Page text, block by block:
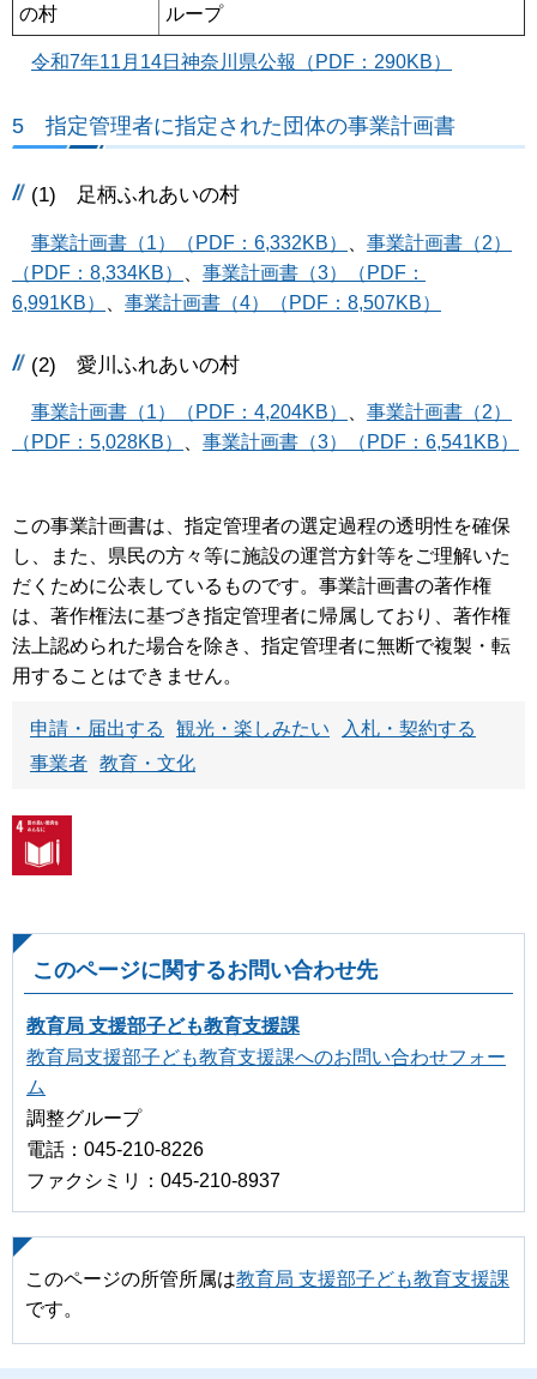
の村
ループ
令和7年11月14日神奈川県公報（PDF：290KB）
5 指定管理者に指定された団体の事業計画書
(1) 足柄ふれあいの村
事業計画書（1）（PDF：6,332KB）
事業計画書（2）
（PDF：8,334KB）
事業計画書（3）（PDF：
6,991KB）
事業計画書（4）（PDF：8,507KB）
(2) 愛川ふれあいの村
事業計画書（1）（PDF：4,204KB）
事業計画書（2）
（PDF：5,028KB）
事業計画書（3）（PDF：6,541KB）
この事業計画書は、指定管理者の選定過程の透明性を確保
し、また、県民の方々等に施設の運営方針等をご理解いた
だくために公表しているものです。事業計画書の著作権
は、著作権法に基づき指定管理者に帰属しており、著作権
法上認められた場合を除き、指定管理者に無断で複製・転
用することはできません。
申請・届出する 観光・楽しみたい
入札・契約する
事業者 教育・文化
このページに関するお問い合わせ先
教育局 支援部子ども教育支援課
教育局支援部子ども教育支援課へのお問い合わせフォー
ム
調整グループ
電話：045-210-8226
ファクシミリ：045-210-8937
このページの所管所属は教育局 支援部子ども教育支援課
です。